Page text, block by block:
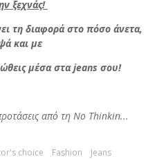
ξεχνάς!
τη διαφορά στο πόσο άνετα,
και με
μέσα στα jeans σου!
από τη No Thinkin...
choice Fashion Jeans